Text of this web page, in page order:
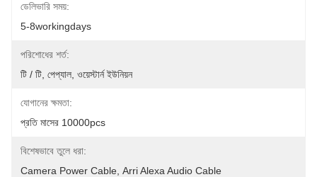
ডেলিভারি সময়:
5-8workingdays
পরিশোধের শর্ত:
টি / টি, পেপ্যাল, ওয়েস্টার্ন ইউনিয়ন
যোগানের ক্ষমতা:
প্রতি মাসের 10000pcs
বিশেষভাবে তুলে ধরা:
Camera Power Cable Arri Alexa Audio Cable